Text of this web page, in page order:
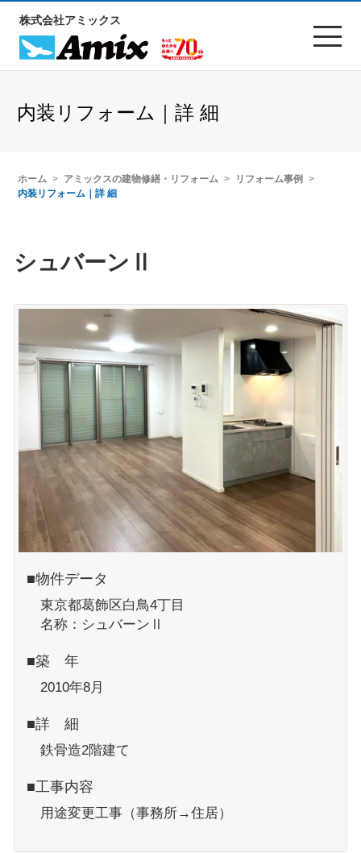
株式会社アミックス
内装リフォーム｜詳 細
ホーム アミックスの建物修繕・リフォーム
リフォーム事例
内装リフォーム｜詳 細
シュバーンⅡ
■物件データ
東京都葛飾区白鳥4丁目
名称：シュバーンⅡ
■築 年
2010年8月
■詳 細
鉄骨造2階建て
■工事内容
用途変更工事（事務所→住居）